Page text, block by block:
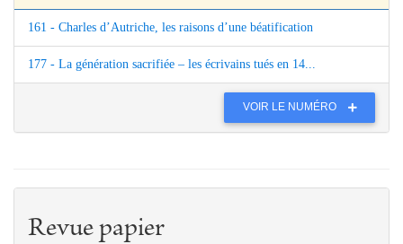
161 - Charles d’Autriche, les raisons d’une béatification
177 - La génération sacrifiée – les écrivains tués en 14...
VOIR LE NUMÉRO
Revue papier